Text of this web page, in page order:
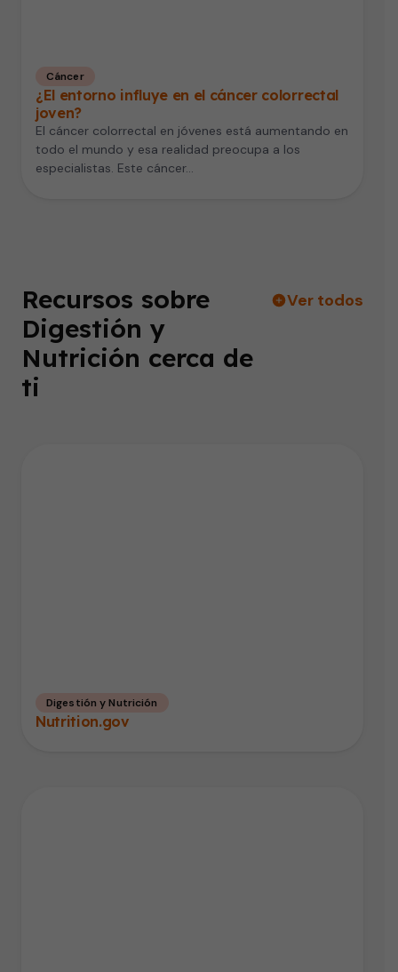
Cáncer
¿El entorno influye en el cáncer colorrectal
joven?
El cáncer colorrectal en jóvenes está aumentando en
todo el mundo y esa realidad preocupa a los
especialistas. Este cáncer…
Recursos sobre
Digestión y
Nutrición cerca de
ti
Ver todos
Digestión y Nutrición
Nutrition.gov